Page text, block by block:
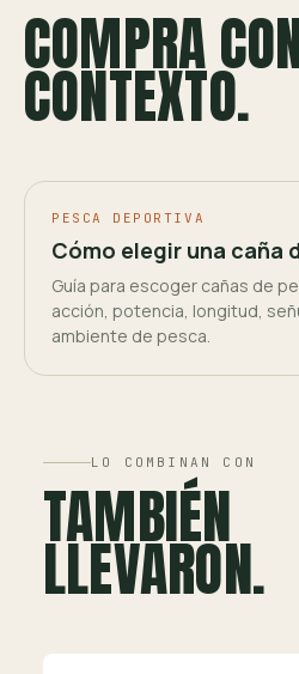
COMPRA
CONTEXTO.
PESCA DEPORTIVA
Cómo elegir una caña
Guía para escoger cañas de
acción, potencia, longitud,
ambiente de pesca.
LO COMBINAN CON
TAMBIÉN
LLEVARON.